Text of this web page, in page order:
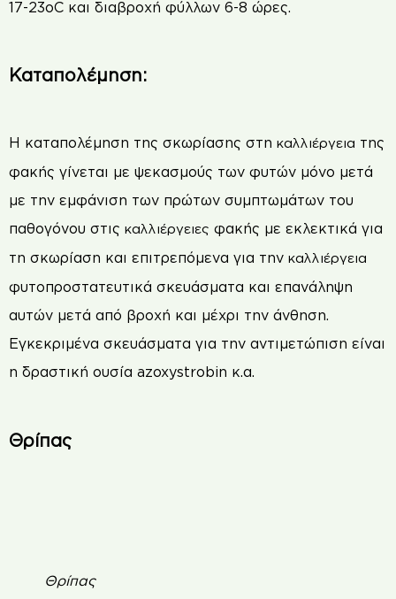
17-23oC και διαβροχή φύλλων 6-8 ώρες.
Καταπολέμηση:
Η καταπολέμηση της σκωρίασης στη καλλιέργεια της
φακής γίνεται με ψεκασµούς των φυτών µόνο µετά
µε την εµφάνιση των πρώτων συµπτωµάτων του
παθογόνου στις καλλιέργειες φακής µε εκλεκτικά για
τη σκωρίαση και επιτρεπόµενα για την καλλιέργεια
φυτοπροστατευτικά σκευάσµατα και επανάληψη
αυτών µετά από βροχή και µέχρι την άνθηση.
Εγκεκριμένα σκευάσματα για την αντιμετώπιση είναι
η δραστική ουσία azoxystrobin κ.α.
Θρίπας
Θρίπας